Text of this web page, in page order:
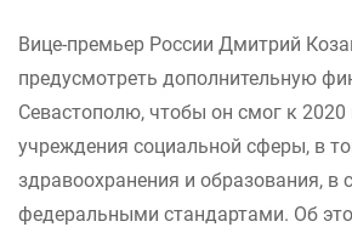
Вице-премьер России Дмитрий
предусмотреть дополнительную
Севастополю, чтобы он смог к 2020
учреждения социальной сферы, в
здравоохранения и образования, в
федеральными стандартами. Об